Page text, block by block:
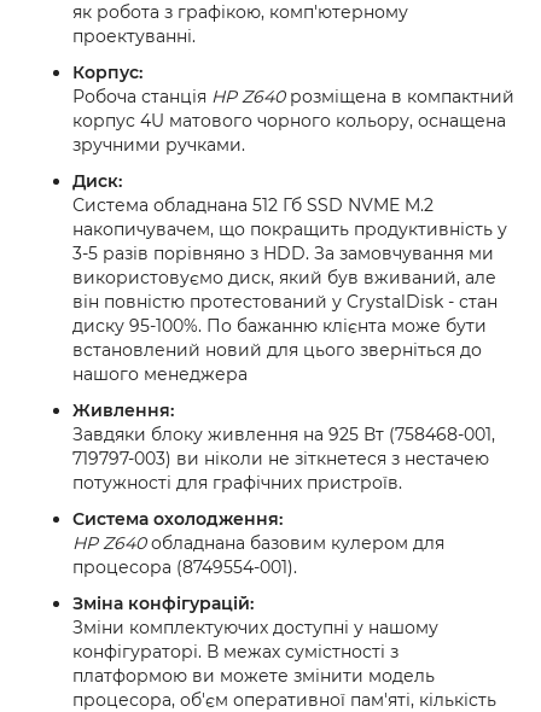
як робота з графікою, комп'ютерному
проектуванні.
Корпус:
Робоча станція HP Z640розміщена в компактний
корпус 4U матового чорного кольору, оснащена
зручними ручками.
Диск:
Система обладнана 512 Гб SSD NVME M.2
накопичувачем, що покращить продуктивність у
3-5 разів порівняно з HDD. За замовчування ми
використовуємо диск, який був вживаний, але
він повністю протестований у CrystalDisk - стан
диску 95-100%. По бажанню клієнта може бути
встановлений новий для цього зверніться до
нашого менеджера
Живлення:
Завдяки блоку живлення на 925 Вт (758468-001,
719797-003) ви ніколи не зіткнетеся з нестачею
потужності для графічних пристроїв.
Система охолодження:
HP Z640обладнана базовим кулером для
процесора (8749554-001).
Зміна конфігурацій:
Зміни комплектуючих доступні у нашому
конфігураторі. В межах сумістності з
платформою ви можете змінити модель
процесора, об'єм оперативної пам'яті, кількість